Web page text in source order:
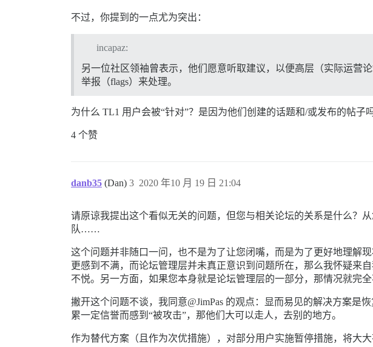
不过，你提到的一点尤为突出：
incapaz:
另一位社区领袖曾表示，他们愿意听取建议，以便高层（实际运营
举报（flags）来处理。
为什么 TL1 用户会被“针对”？是因为他们创建的话题和/或发布的帖子吗
4 个赞
danb35 (Dan) 2020 年10 月 19 日 21:04
3
请原谅我提出这个看似无关的问题，但您与相关论坛的关系是什么？
队……
这个问题并非随口一问，也不是为了让您闭嘴，而是为了更好地理解
更感到不满，而论坛管理层并未真正意识到问题所在，那么我怀疑来
不悦。另一方面，如果您本身就是论坛管理层的一部分，那情况就完全
撇开这个问题不谈，我同意@JimPas 的观点：显而易见的解决方案
累一定信誉而感到“被攻击”，那他们大可以走人，去别的地方。
作为替代方案（且作为次优措施），对部分用户实施暂停措施，将大